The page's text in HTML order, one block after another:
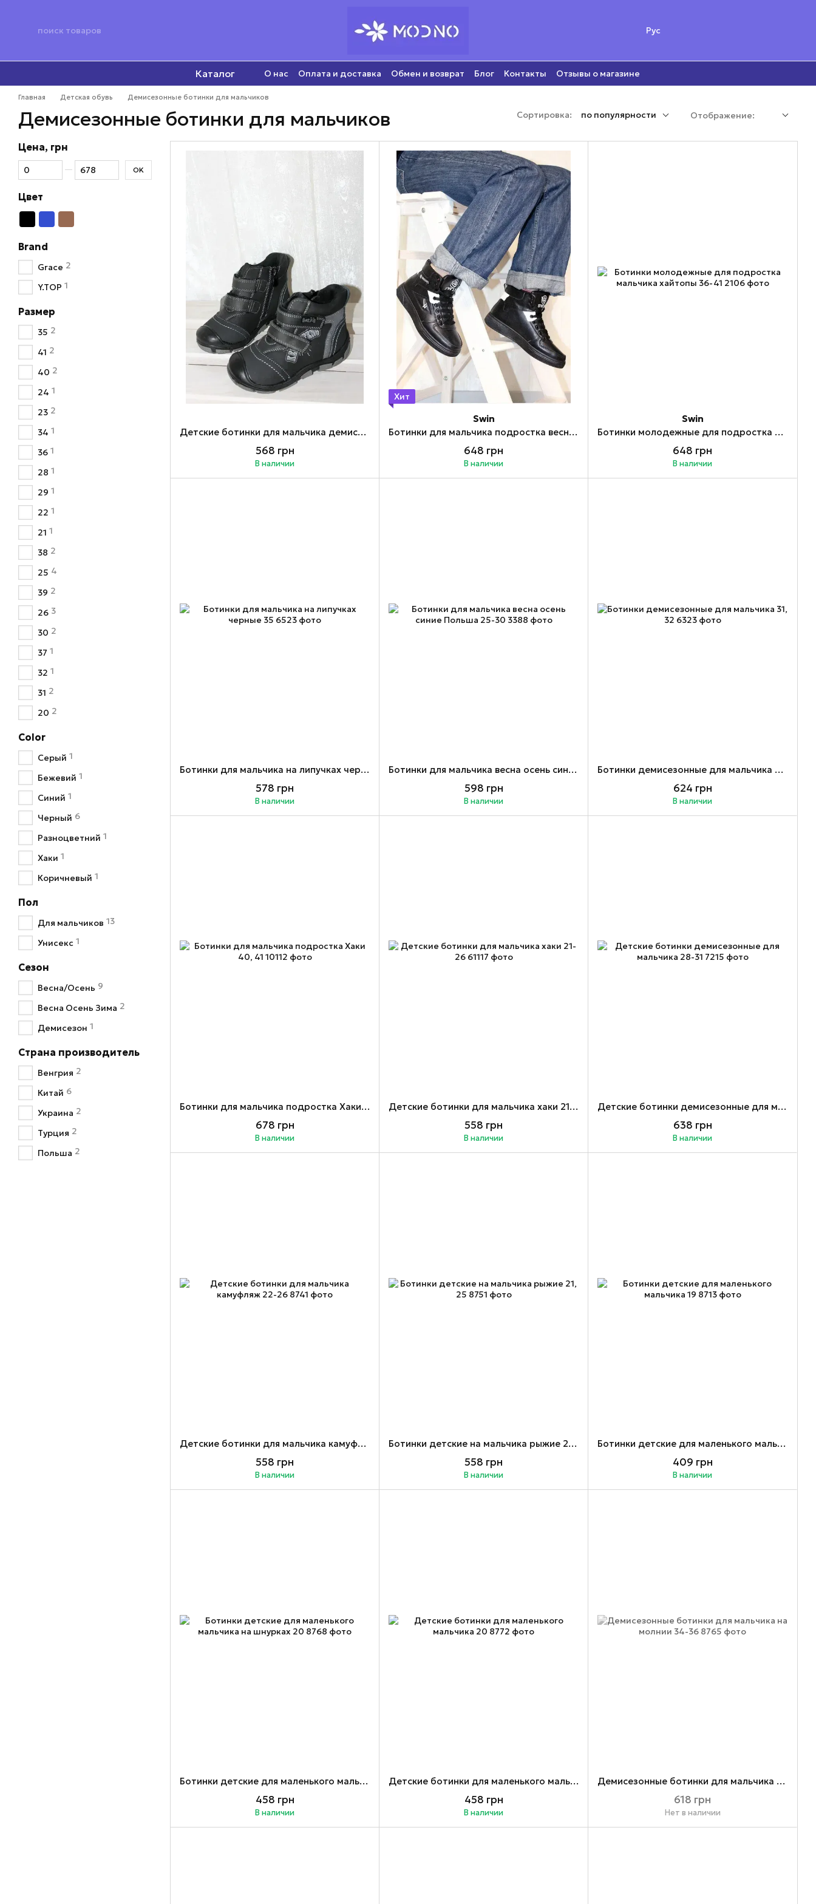
Рус
Каталог О нас Оплата и доставка Обмен и возврат Блог Контакты Отзывы о магазине
Главная Детская обувь Демисезонные ботинки для мальчиков
Демисезонные ботинки для мальчиков Сортировка: по популярности Отображение:
Детские ботинки для мальчика демисезонные на липучках 25
568 грн
В наличии
Хит
Swin
Ботинки для мальчика подростка весна осень Хайтопы 36-41
648 грн
В наличии
Swin
Ботинки молодежные для подростка мальчика хайтопы 36-41
648 грн
В наличии
Ботинки для мальчика на липучках черные 35
578 грн
В наличии
Ботинки для мальчика весна осень синие Польша 25-30
598 грн
В наличии
Ботинки демисезонные для мальчика 31, 32
624 грн
В наличии
Ботинки для мальчика подростка Хаки 40, 41
678 грн
В наличии
Детские ботинки для мальчика хаки 21-26
558 грн
В наличии
Детские ботинки демисезонные для мальчика 28-31
638 грн
В наличии
Детские ботинки для мальчика камуфляж 22-26
558 грн
В наличии
Ботинки детские на мальчика рыжие 21, 25
558 грн
В наличии
Ботинки детские для маленького мальчика 19
409 грн
В наличии
Ботинки детские для маленького мальчика на шнурках 20
458 грн
В наличии
Детские ботинки для маленького мальчика 20
458 грн
В наличии
Демисезонные ботинки для мальчика на молнии 34-36
618 грн
Нет в наличии
Цена, грн
От Цена, грн
До Цена, грн OK
Цвет
Brand
Grace 2
Y.TOP 1
Размер
35 2
41 2
40 2
24 1
23 2
34 1
36 1
28 1
29 1
22 1
21 1
38 2
25 4
39 2
26 3
30 2
37 1
32 1
31 2
20 2
Color
Серый 1
Бежевий 1
Синий 1
Черный 6
Разноцветний 1
Хаки 1
Коричневый 1
Пол
Для мальчиков 13
Унисекс 1
Сезон
Весна/Осень 9
Весна Осень Зима 2
Демисезон 1
Страна производитель
Венгрия 2
Китай 6
Украина 2
Турция 2
Польша 2